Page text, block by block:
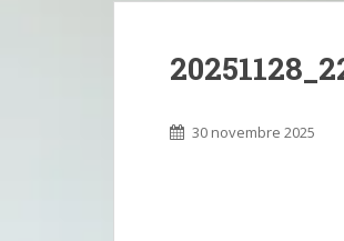
30 novembre 2025